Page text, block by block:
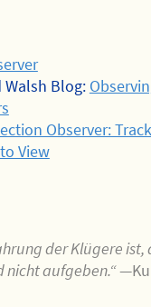
Walsh Blog:
Observer: Track
View
der Klügere ist,
nicht aufgeben.“